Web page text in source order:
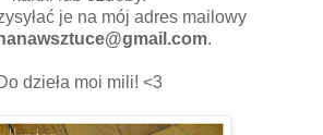
je na mój adres mailowy
.
dzieła moi mili! <3